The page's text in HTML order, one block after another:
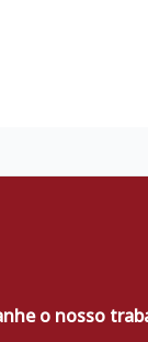
o nosso